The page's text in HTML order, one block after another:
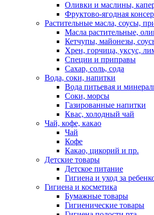
Оливки и маслины,
Фруктово-ягодная
Растительные масла, соусы,
Масла растительные,
Кетчупы, майонезы,
Хрен, горчица, уксус,
Специи и приправы
Сахар, соль, сода
Вода, соки, напитки
Вода питьевая и
Соки, морсы
Газированные напитки
Квас, холодный чай
Чай, кофе, какао
Чай
Кофе
Какао, цикорий и пр.
Детские товары
Детское питание
Гигиена и уход за
Гигиена и косметика
Бумажные товары
Гигиенические товары